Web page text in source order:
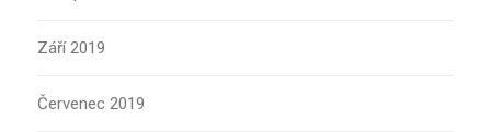
Září 2019
Červenec 2019